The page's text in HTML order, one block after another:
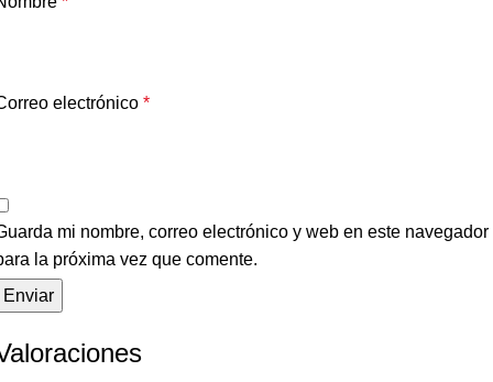
electrónico *
mi nombre, correo electrónico y web en este navegador
la próxima vez que comente.